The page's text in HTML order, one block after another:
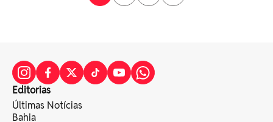
Editorias
Últimas Notícias
Bahia